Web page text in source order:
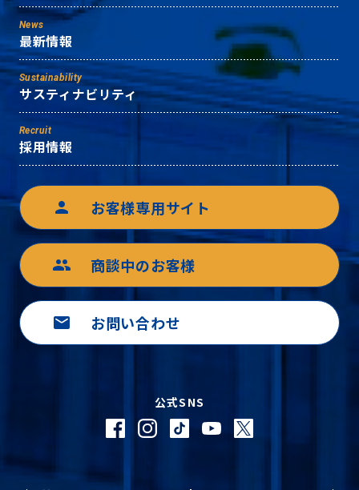
News
最新情報
Sustainability
サスティナビリティ
Recruit
採用情報
person お客様専用サイト
group 商談中のお客様
mail お問い合わせ
公式SNS